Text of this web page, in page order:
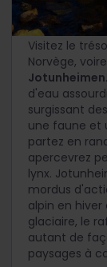
Aventure
Visitez le
Norvège,
Jotunheimen
d'eau
surgissant
une faune et
partez en
apercevrez
lynx.
mordus
alpin en
glaciaire, le
autant de
paysages à